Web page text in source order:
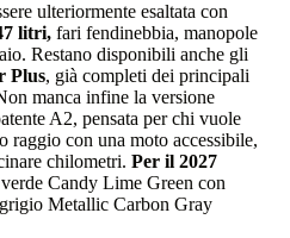
ulteriormente esaltata con
litri, fari fendinebbia, manopole
Restano disponibili anche gli
Plus, già completi dei principali
manca infine la versione
A2, pensata per chi vuole
raggio con una moto accessibile,
chilometri. Per il 2027
Candy Lime Green con
Metallic Carbon Gray